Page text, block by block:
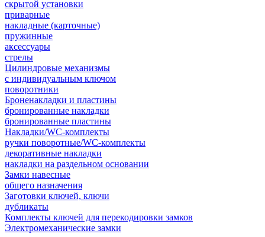
скрытой установки
приварные
накладные (карточные)
пружинные
аксессуары
стрелы
Цилиндровые механизмы
с индивидуальным ключом
поворотники
Броненакладки и пластины
бронированные накладки
бронированные пластины
Накладки/WC-комплекты
ручки поворотные/WC-комплекты
декоративные накладки
накладки на раздельном основании
Замки навесные
общего назначения
Заготовки ключей, ключи
дубликаты
Комплекты ключей для перекодировки замков
Электромеханические замки